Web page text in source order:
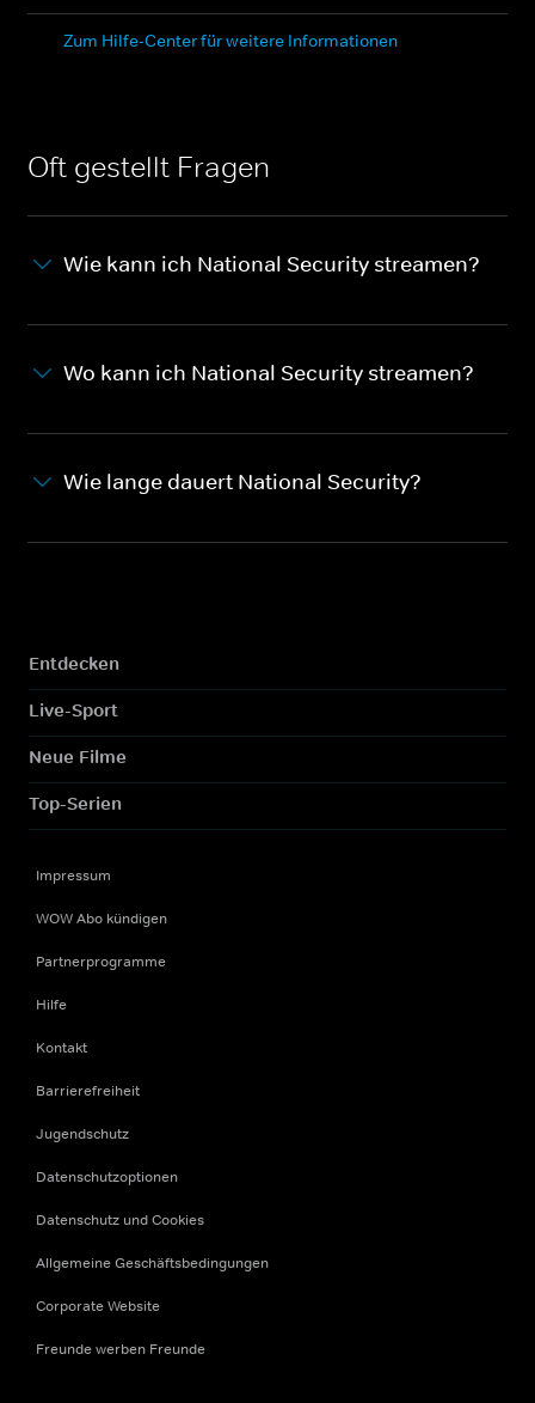
Zum Hilfe-Center für weitere Informationen
Oft gestellt Fragen
Wie kann ich National Security streamen?
Wo kann ich National Security streamen?
Wie lange dauert National Security?
Entdecken
Live-Sport
Neue Filme
Top-Serien
Impressum
WOW Abo kündigen
Partnerprogramme
Hilfe
Kontakt
Barrierefreiheit
Jugendschutz
Datenschutzoptionen
Datenschutz und Cookies
Allgemeine Geschäftsbedingungen
Corporate Website
Freunde werben Freunde